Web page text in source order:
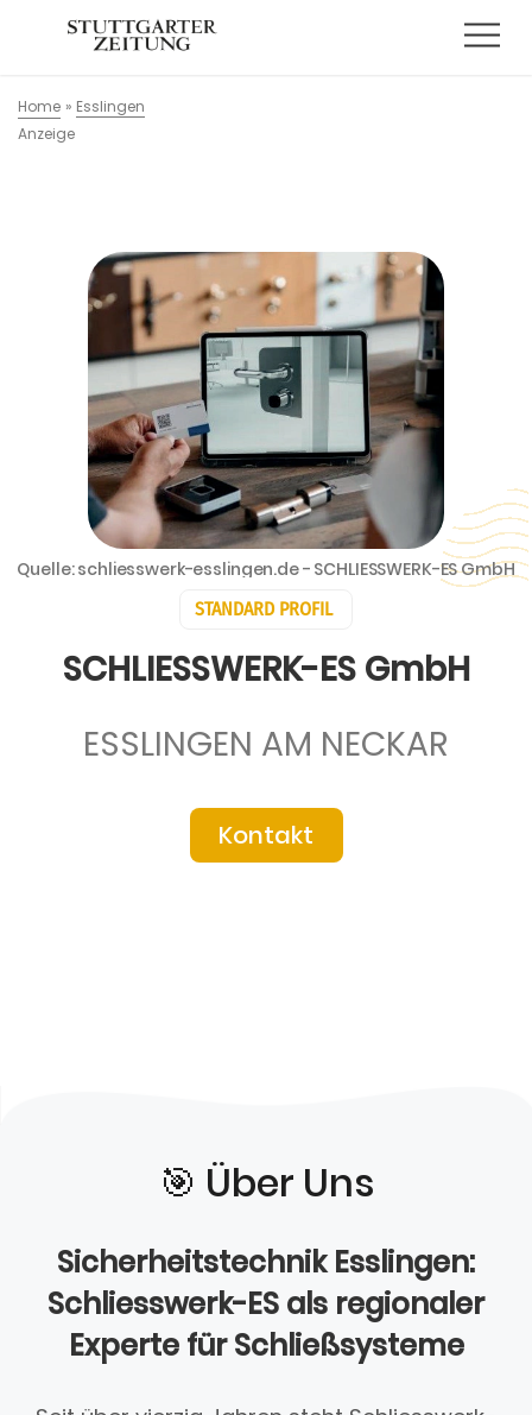
Home » Esslingen
Anzeige
STANDARD PROFIL
SCHLIESSWERK-ES GmbH
ESSLINGEN AM NECKAR
Kontakt
Quelle: schliesswerk-esslingen.de - SCHLIESSWERK-ES GmbH
🎯️ Über Uns
Sicherheitstechnik Esslingen:
Schliesswerk-ES als regionaler
Experte für Schließsysteme